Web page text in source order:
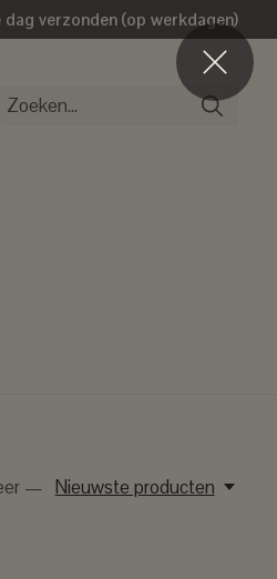
verzonden (op werkdagen)
— Nieuwste producten